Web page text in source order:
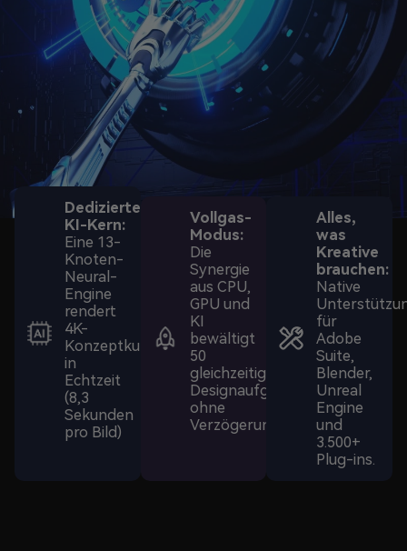
Dedizierter
KI-Kern:
Eine 13-
Knoten-
Neural-
Engine
rendert
4K-
Konzeptkunst
in
Echtzeit
(8,3
Sekunden
pro Bild)
Vollgas-
Modus:
Die
Synergie
aus CPU,
GPU und
KI
bewältigt
50
gleichzeitige
Designaufgaben
ohne
Verzögerung.
Alles,
was
Kreative
brauchen:
Native
für
Adobe
Suite,
Blender,
Unreal
Engine
und
3.500+
Plug-ins.